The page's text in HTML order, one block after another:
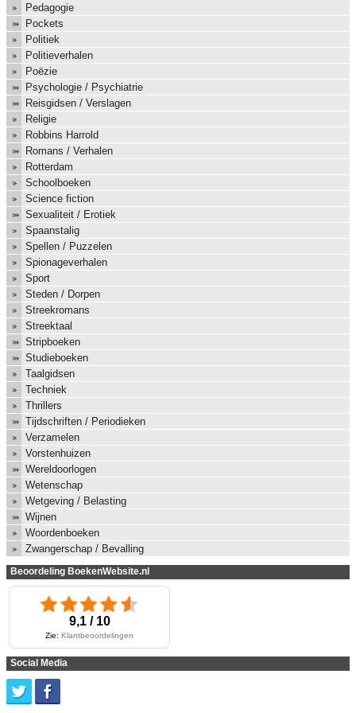
Pedagogie
Pockets
Politiek
Politieverhalen
Poëzie
Psychologie / Psychiatrie
Reisgidsen / Verslagen
Religie
Robbins Harrold
Romans / Verhalen
Rotterdam
Schoolboeken
Science fiction
Sexualiteit / Erotiek
Spaanstalig
Spellen / Puzzelen
Spionageverhalen
Sport
Steden / Dorpen
Streekromans
Streektaal
Stripboeken
Studieboeken
Taalgidsen
Techniek
Thrillers
Tijdschriften / Periodieken
Verzamelen
Vorstenhuizen
Wereldoorlogen
Wetenschap
Wetgeving / Belasting
Wijnen
Woordenboeken
Zwangerschap / Bevalling
Beoordeling BoekenWebsite.nl
9,1 / 10
Zie: Klantbeoordelingen
Social Media